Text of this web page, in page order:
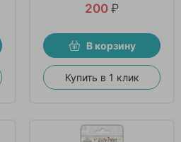
200 ₽
В корзину
Купить в 1 клик